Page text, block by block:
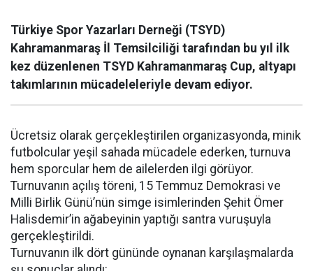
Türkiye Spor Yazarları Derneği (TSYD)
Kahramanmaraş İl Temsilciliği tarafından bu yıl ilk
kez düzenlenen TSYD Kahramanmaraş Cup, altyapı
takımlarının mücadeleleriyle devam ediyor.
Ücretsiz olarak gerçekleştirilen organizasyonda, minik
futbolcular yeşil sahada mücadele ederken, turnuva
hem sporcular hem de ailelerden ilgi görüyor.
Turnuvanın açılış töreni, 15 Temmuz Demokrasi ve
Milli Birlik Günü’nün simge isimlerinden Şehit Ömer
Halisdemir’in ağabeyinin yaptığı santra vuruşuyla
gerçekleştirildi.
Turnuvanın ilk dört gününde oynanan karşılaşmalarda